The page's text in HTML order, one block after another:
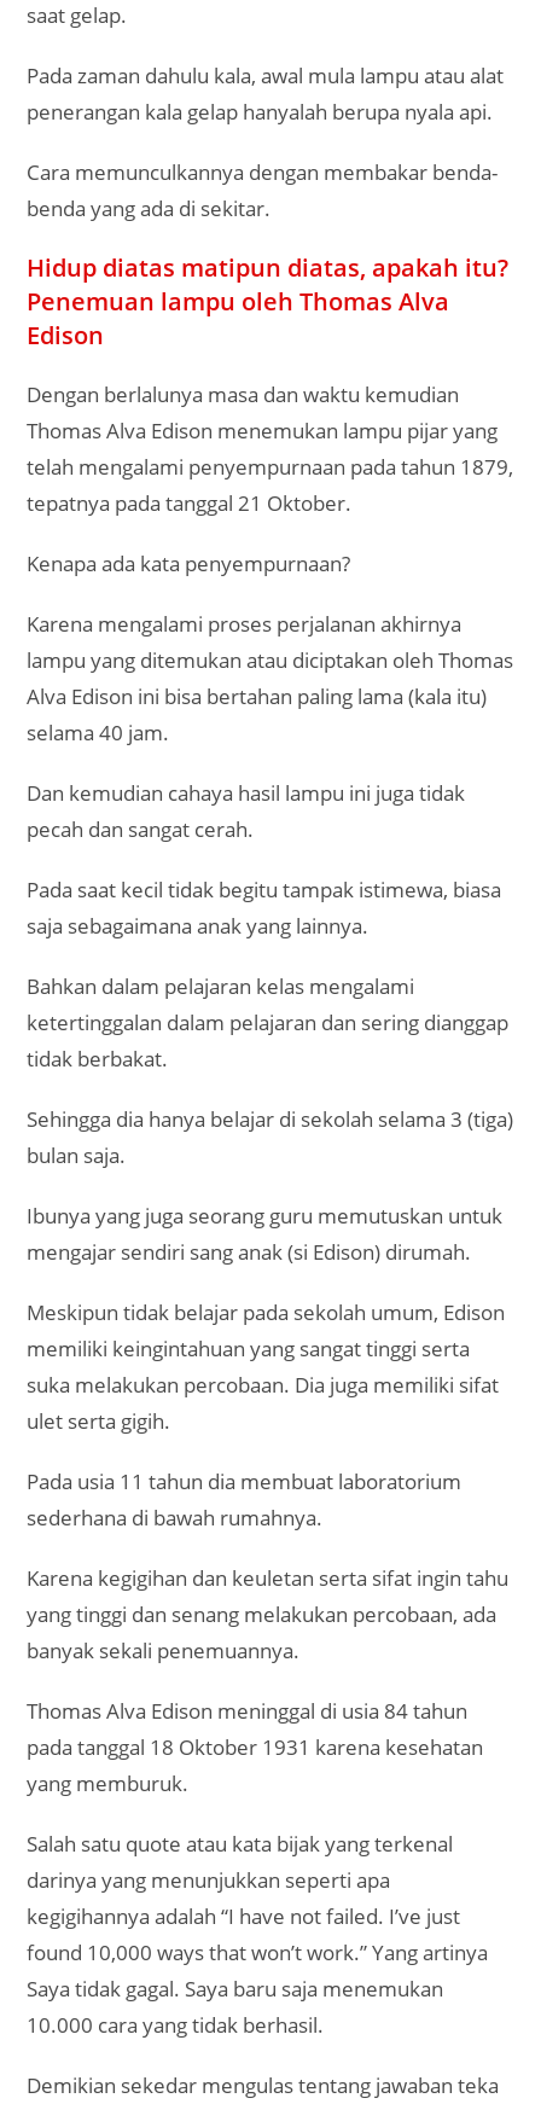
saat gelap.
Pada zaman dahulu kala, awal mula lampu atau alat
penerangan kala gelap hanyalah berupa nyala api.
Cara memunculkannya dengan membakar benda-
benda yang ada di sekitar.
Hidup diatas matipun diatas, apakah itu?
Penemuan lampu oleh Thomas Alva
Edison
Dengan berlalunya masa dan waktu kemudian
Thomas Alva Edison menemukan lampu pijar yang
telah mengalami penyempurnaan pada tahun 1879,
tepatnya pada tanggal 21 Oktober.
Kenapa ada kata penyempurnaan?
Karena mengalami proses perjalanan akhirnya
lampu yang ditemukan atau diciptakan oleh Thomas
Alva Edison ini bisa bertahan paling lama (kala itu)
selama 40 jam.
Dan kemudian cahaya hasil lampu ini juga tidak
pecah dan sangat cerah.
Pada saat kecil tidak begitu tampak istimewa, biasa
saja sebagaimana anak yang lainnya.
Bahkan dalam pelajaran kelas mengalami
ketertinggalan dalam pelajaran dan sering dianggap
tidak berbakat.
Sehingga dia hanya belajar di sekolah selama 3 (tiga)
bulan saja.
Ibunya yang juga seorang guru memutuskan untuk
mengajar sendiri sang anak (si Edison) dirumah.
Meskipun tidak belajar pada sekolah umum, Edison
memiliki keingintahuan yang sangat tinggi serta
suka melakukan percobaan. Dia juga memiliki sifat
ulet serta gigih.
Pada usia 11 tahun dia membuat laboratorium
sederhana di bawah rumahnya.
Karena kegigihan dan keuletan serta sifat ingin tahu
yang tinggi dan senang melakukan percobaan, ada
banyak sekali penemuannya.
Thomas Alva Edison meninggal di usia 84 tahun
pada tanggal 18 Oktober 1931 karena kesehatan
yang memburuk.
Salah satu quote atau kata bijak yang terkenal
darinya yang menunjukkan seperti apa
kegigihannya adalah “I have not failed. I’ve just
found 10,000 ways that won’t work.” Yang artinya
Saya tidak gagal. Saya baru saja menemukan
10.000 cara yang tidak berhasil.
Demikian sekedar mengulas tentang jawaban teka